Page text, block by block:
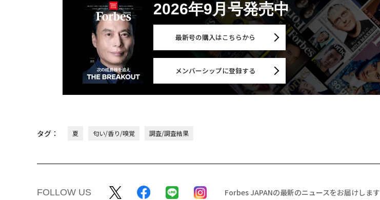
2026年9月号発売中
最新号の購入はこちらから
メンバーシップに登録する
タグ： 夏 匂い/香り/嗅覚 調査/調査結果
FOLLOW US Forbes JAPANの最新のニュースをお届けします